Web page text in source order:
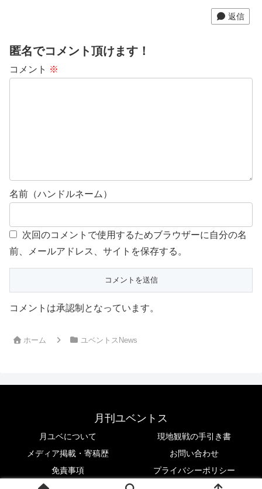
返信
匿名でコメント頂けます！
コメント ※
名前（ハンドルネーム）
次回のコメントで使用するためブラウザーに自分の名
前、メールアドレス、サイトを保存する。
コメントは承認制となっています。
ホーム ユベントスNews
月刊ユベントス
月ユベについて
現地観戦の手引き書
メディア掲載・寄稿歴
お問い合わせ
免責事項
プライバシーポリシー